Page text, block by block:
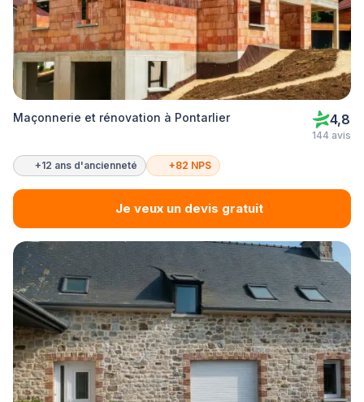
Maçonnerie et rénovation à Pontarlier 4,8
144 avis
+12 ans d'ancienneté +82 NPS
Je veux un devis gratuit